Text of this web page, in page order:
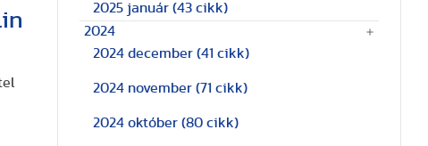
2025 január (43 cikk)
2024
2024 december (41 cikk)
2024 november (71 cikk)
2024 október (80 cikk)